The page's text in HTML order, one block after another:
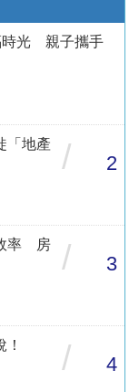
時光 親子攜手
「地產
/ 2
率 房
/ 3
/ 4